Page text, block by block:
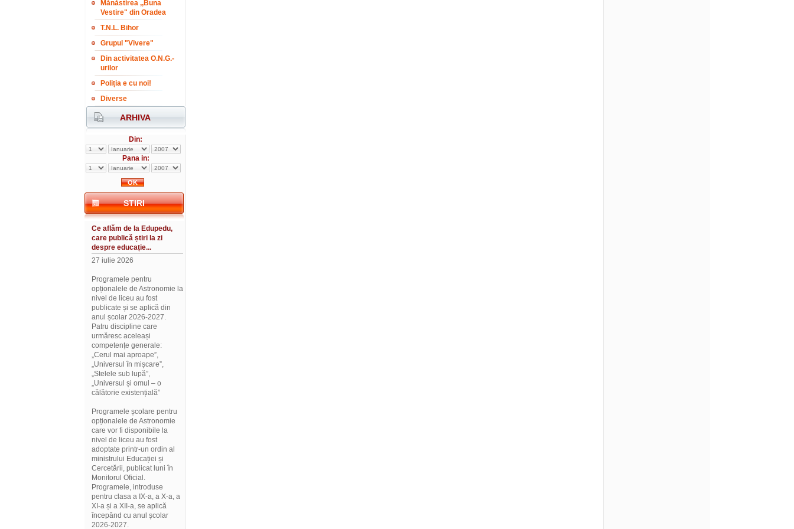
Mănăstirea ,,Buna
Vestire" din Oradea
T.N.L. Bihor
Grupul "Vivere"
Din activitatea O.N.G.-
urilor
Poliția e cu noi!
Diverse
ARHIVA
Din:
Pana in:
STIRI
Ce aflăm de la Edupedu,
care publică știri la zi
despre educație...
27 iulie 2026
Programele pentru
opționalele de Astronomie la
nivel de liceu au fost
publicate și se aplică din
anul școlar 2026-2027.
Patru discipline care
urmăresc aceleași
competențe generale:
„Cerul mai aproape”,
„Universul în mișcare”,
„Stelele sub lupă”,
„Universul și omul – o
călătorie existențială”
Programele școlare pentru
opționalele de Astronomie
care vor fi disponibile la
nivel de liceu au fost
adoptate printr-un ordin al
ministrului Educației și
Cercetării, publicat luni în
Monitorul Oficial.
Programele, introduse
pentru clasa a IX-a, a X-a, a
XI-a și a XII-a, se aplică
începând cu anul școlar
2026-2027.